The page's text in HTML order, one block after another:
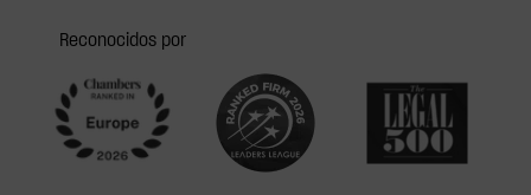
Reconocidos por